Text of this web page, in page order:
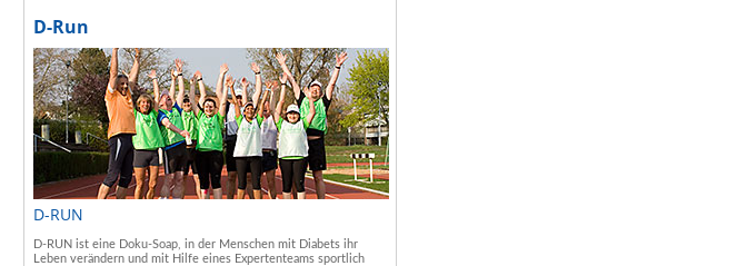
D-Run
D-RUN
D-RUN ist eine Doku-Soap, in der Menschen mit Diabets ihr
Leben verändern und mit Hilfe eines Expertenteams sportlich